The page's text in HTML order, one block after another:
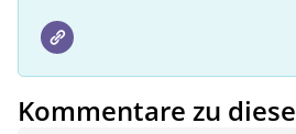
Kommentare zu